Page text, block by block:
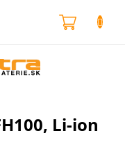
Li-ion